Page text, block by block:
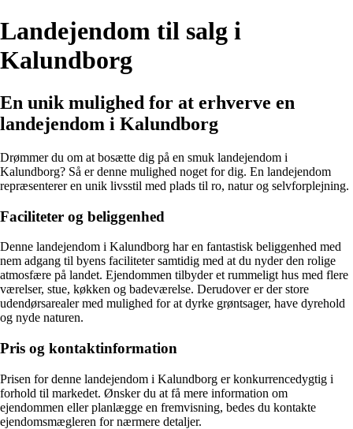
Landejendom til salg i
Kalundborg
En unik mulighed for at erhverve en
landejendom i Kalundborg
Drømmer du om at bosætte dig på en smuk landejendom i
Kalundborg? Så er denne mulighed noget for dig. En landejendom
repræsenterer en unik livsstil med plads til ro, natur og selvforplejning.
Faciliteter og beliggenhed
Denne landejendom i Kalundborg har en fantastisk beliggenhed med
nem adgang til byens faciliteter samtidig med at du nyder den rolige
atmosfære på landet. Ejendommen tilbyder et rummeligt hus med flere
værelser, stue, køkken og badeværelse. Derudover er der store
udendørsarealer med mulighed for at dyrke grøntsager, have dyrehold
og nyde naturen.
Pris og kontaktinformation
Prisen for denne landejendom i Kalundborg er konkurrencedygtig i
forhold til markedet. Ønsker du at få mere information om
ejendommen eller planlægge en fremvisning, bedes du kontakte
ejendomsmægleren for nærmere detaljer.